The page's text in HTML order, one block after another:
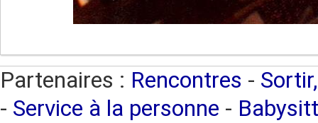
Partenaires : Rencontres -
- Service à la personne -